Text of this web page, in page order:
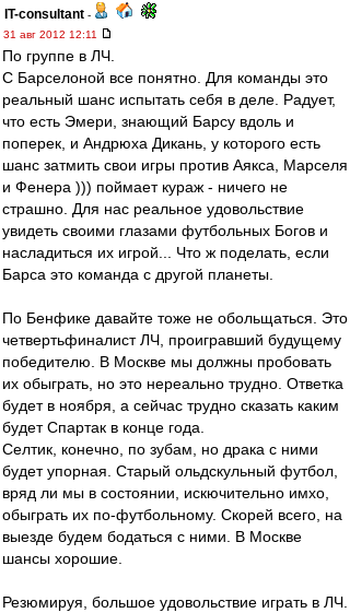
IT-consultant -
31 авг 2012 12:11
По группе в ЛЧ.
С Барселоной все понятно. Для команды это
реальный шанс испытать себя в деле. Радует,
что есть Эмери, знающий Барсу вдоль и
поперек, и Андрюха Дикань, у которого есть
шанс затмить свои игры против Аякса, Марселя
и Фенера ))) поймает кураж - ничего не
страшно. Для нас реальное удовольствие
увидеть своими глазами футбольных Богов и
насладиться их игрой... Что ж поделать, если
Барса это команда с другой планеты.
По Бенфике давайте тоже не обольщаться. Это
четвертьфиналист ЛЧ, проигравший будущему
победителю. В Москве мы должны пробовать
их обыграть, но это нереально трудно. Ответка
будет в ноября, а сейчас трудно сказать каким
будет Спартак в конце года.
Селтик, конечно, по зубам, но драка с ними
будет упорная. Старый ольдскульный футбол,
вряд ли мы в состоянии, искючительно имхо,
обыграть их по-футбольному. Скорей всего, на
выезде будем бодаться с ними. В Москве
шансы хорошие.
Резюмируя, большое удовольствие играть в ЛЧ.